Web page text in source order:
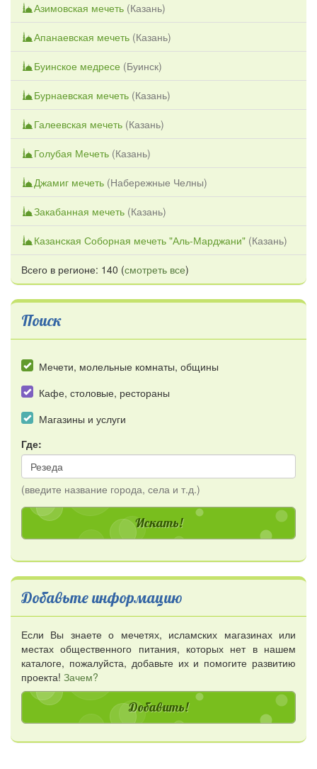
Азимовская мечеть (Казань)
Апанаевская мечеть (Казань)
Буинское медресе (Буинск)
Бурнаевская мечеть (Казань)
Галеевская мечеть (Казань)
Голубая Мечеть (Казань)
Джамиг мечеть (Набережные Челны)
Закабанная мечеть (Казань)
Казанская Соборная мечеть "Аль-Марджани" (Казань)
Всего в регионе: 140 (смотреть все)
Поиск
Мечети, молельные комнаты, общины
Кафе, столовые, рестораны
Магазины и услуги
Где:
(введите название города, села и т.д.)
Добавьте информацию
Если Вы знаете о мечетях, исламских магазинах или
местах общественного питания, которых нет в нашем
каталоге, пожалуйста, добавьте их и помогите развитию
проекта! Зачем?
Добавить!